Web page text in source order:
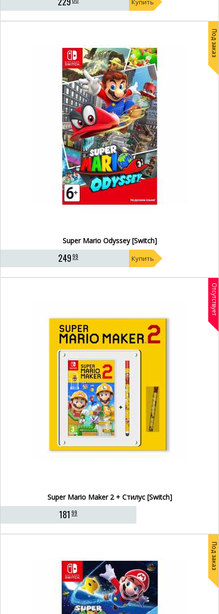
Купить
Под заказ
Super Mario Odyssey [Switch]
24999 Купить
Отсутствует
Super Mario Maker 2 + Стилус [Switch]
181 99
Под заказ